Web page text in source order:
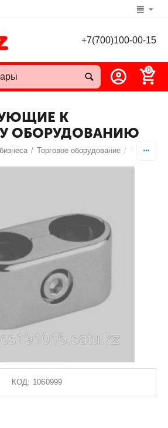
+7(700)100-00-15
0
К
ОБОРУДОВАНИЮ
/ Торговое оборудование / Торговая
КОД: 1060999